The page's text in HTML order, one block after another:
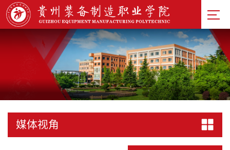
媒体视角